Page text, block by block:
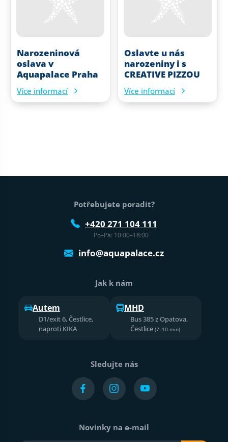
Narozeninová
oslava v
Aquapalace Praha
Více informací
Oslavte u nás
narozeniny i s
CREATIVE PIZZOU
Více informací
Patička webu
Potřebujete poradit?
+420 271 104 111
Po–Pá: 10:00–18:00
info@aquapalace.cz
Jak k nám
Autem
D1/exit 6, Čestlice,
naproti KIKA
MHD
Bus 385 z Opatova,
Čestlice (7–10 min)
Sledujte nás
Novinky na e-mail